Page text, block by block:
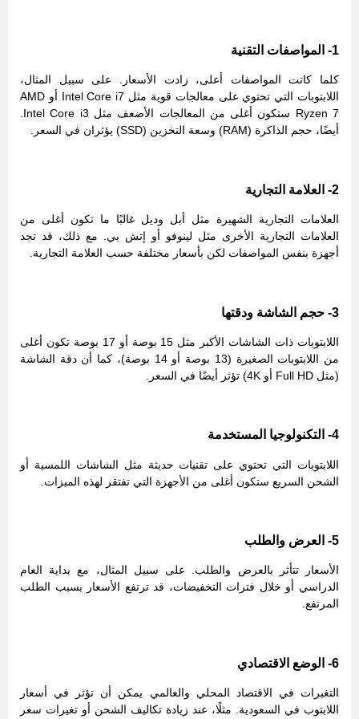
1- المواصفات التقنية
كلما كانت المواصفات أعلى، زادت الأسعار. على سبيل المثال،
اللابتوبات التي تحتوي على معالجات قوية مثل Intel Core i7 أو AMD
Ryzen 7 ستكون أغلى من المعالجات الأضعف مثل Intel Core i3.
أيضًا، حجم الذاكرة (RAM) وسعة التخزين (SSD) يؤثران في السعر.
2- العلامة التجارية
العلامات التجارية الشهيرة مثل أبل وديل غالبًا ما تكون أغلى من
العلامات التجارية الأخرى مثل لينوفو أو إتش بي. مع ذلك، قد تجد
أجهزة بنفس المواصفات لكن بأسعار مختلفة حسب العلامة التجارية.
3- حجم الشاشة ودقتها
اللابتوبات ذات الشاشات الأكبر مثل 15 بوصة أو 17 بوصة تكون أغلى
من اللابتوبات الصغيرة (13 بوصة أو 14 بوصة)، كما أن دقة الشاشة
(مثل Full HD أو 4K) تؤثر أيضًا في السعر.
4- التكنولوجيا المستخدمة
اللابتوبات التي تحتوي على تقنيات حديثة مثل الشاشات اللمسية أو
الشحن السريع ستكون أغلى من الأجهزة التي تفتقر لهذه الميزات.
5- العرض والطلب
الأسعار تتأثر بالعرض والطلب. على سبيل المثال، مع بداية العام
الدراسي أو خلال فترات التخفيضات، قد ترتفع الأسعار بسبب الطلب
المرتفع.
6- الوضع الاقتصادي
التغيرات في الاقتصاد المحلي والعالمي يمكن أن تؤثر في أسعار
اللابتوب في السعودية. مثلًا، عند زيادة تكاليف الشحن أو تغيرات سعر